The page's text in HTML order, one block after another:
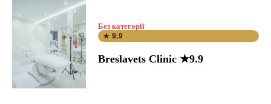
Без категорії
★ 9.9
Breslavets Clinic ★9.9